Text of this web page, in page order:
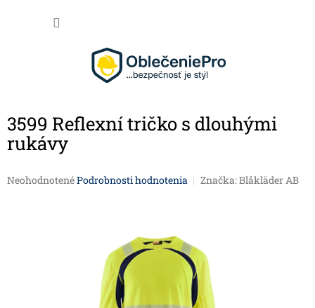
3599 Reflexní tričko s dlouhými
rukávy
Priemerné hodnotenie produktu je 0,0 z 5 hviezdičiek.
NeohodnotenéPodrobnosti hodnotenia Značka:Blåkläder AB